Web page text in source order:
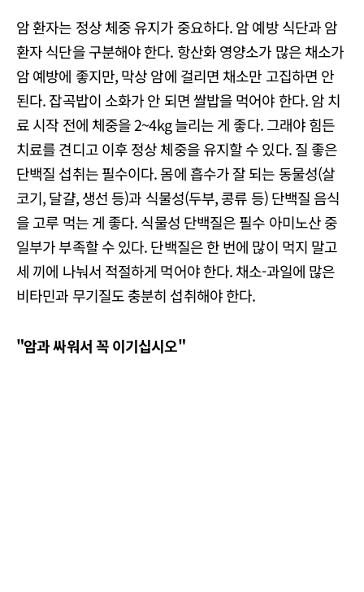
암 환자는 정상 체중 유지가 중요하다. 암 예방 식단과 암
환자 식단을 구분해야 한다. 항산화 영양소가 많은 채소가
암 예방에 좋지만, 막상 암에 걸리면 채소만 고집하면 안
된다. 잡곡밥이 소화가 안 되면 쌀밥을 먹어야 한다. 암 치
료 시작 전에 체중을 2~4kg 늘리는 게 좋다. 그래야 힘든
치료를 견디고 이후 정상 체중을 유지할 수 있다. 질 좋은
단백질 섭취는 필수이다. 몸에 흡수가 잘 되는 동물성(살
코기, 달걀, 생선 등)과 식물성(두부, 콩류 등) 단백질 음식
을 고루 먹는 게 좋다. 식물성 단백질은 필수 아미노산 중
일부가 부족할 수 있다. 단백질은 한 번에 많이 먹지 말고
세 끼에 나눠서 적절하게 먹어야 한다. 채소-과일에 많은
비타민과 무기질도 충분히 섭취해야 한다.
"암과 싸워서 꼭 이기십시오"